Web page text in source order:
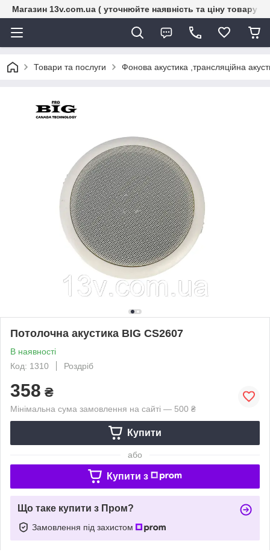
Магазин 13v.com.ua ( уточнюйте наявність та ціну товару
Товари та послуги Фонова акустика ,трансляційна
Потолочна акустика BIG CS2607
В наявності
Код: 1310
Роздріб
358 ₴
Мінімальна сума замовлення на сайті — 500 ₴
Купити
або
Купити з
Що таке купити з Пром?
Замовлення під захистом